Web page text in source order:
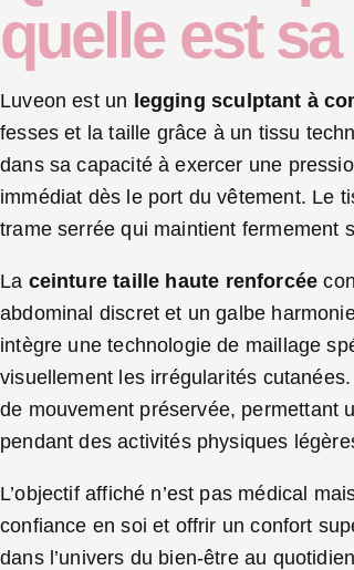
quelle est
Luveon est un legging sculptant à
fesses et la taille grâce à un tissu
dans sa capacité à exercer une
immédiat dès le port du vêtement. Le
trame serrée qui maintient fermement
La ceinture taille haute renforcée
abdominal discret et un galbe
intègre une technologie de maillage
visuellement les irrégularités
de mouvement préservée, permettant
pendant des activités physiques
L’objectif affiché n’est pas médical
confiance en soi et offrir un confort
dans l’univers du bien-être au